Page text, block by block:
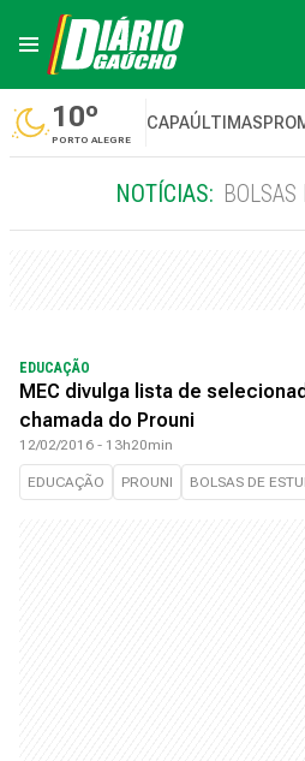
10º
PORTO ALEGRE
CAPAÚLTIMAS
NOTÍCIAS: BOLSAS
EDUCAÇÃO
MEC divulga lista de
chamada do Prouni
12/02/2016 - 13h20min
EDUCAÇÃO PROUNI BOLSAS DE